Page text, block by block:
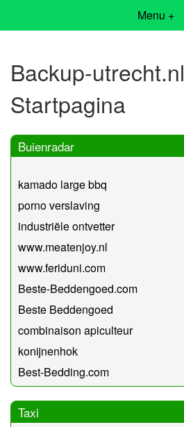
Menu +
Backup-utrecht.nl
Startpagina
Buienradar
kamado large bbq
porno verslaving
industriële ontvetter
www.meatenjoy.nl
www.feriduni.com
Beste-Beddengoed.com
Beste Beddengoed
combinaison apiculteur
konijnenhok
Best-Bedding.com
Taxi